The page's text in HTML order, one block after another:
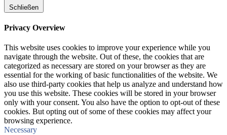
Schließen
Privacy Overview
This website uses cookies to improve your experience while you
navigate through the website. Out of these, the cookies that are
categorized as necessary are stored on your browser as they are
essential for the working of basic functionalities of the website. We
also use third-party cookies that help us analyze and understand how
you use this website. These cookies will be stored in your browser
only with your consent. You also have the option to opt-out of these
cookies. But opting out of some of these cookies may affect your
browsing experience.
Necessary